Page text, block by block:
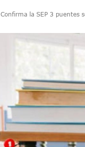
Juan Carlos Castro Visita
Gobierno De Luis
Exgobernador De
Eclipse Solar 2026: ¿En
Habitante Pide Proteger
Coparmex Vallarta
Violeta Y Melissa
Juan Calderón Pide
Jalisco Se Integra A
Confirma la SEP 3 puentes